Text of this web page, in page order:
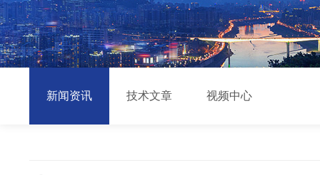
新闻资讯 技术文章 视频中心